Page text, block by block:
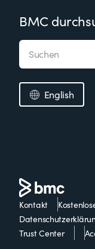
BMC
English
Kontakt
Trust Center